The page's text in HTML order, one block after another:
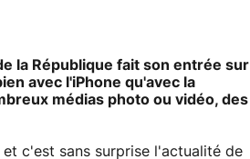
la République fait son entrée sur
avec l'iPhone qu'avec la
médias photo ou vidéo, des
c'est sans surprise l'actualité de